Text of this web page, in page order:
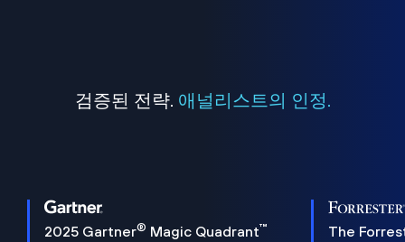
검증된 전략. 애널리스트의 인정.
2025 Gartner® Magic Quadrant™
The